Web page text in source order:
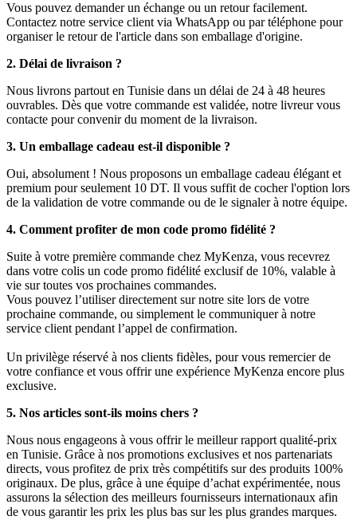
Vous pouvez demander un échange ou un retour facilement.
Contactez notre service client via WhatsApp ou par téléphone pour
organiser le retour de l'article dans son emballage d'origine.
2. Délai de livraison ?
Nous livrons partout en Tunisie dans un délai de 24 à 48 heures
ouvrables. Dès que votre commande est validée, notre livreur vous
contacte pour convenir du moment de la livraison.
3. Un emballage cadeau est-il disponible ?
Oui, absolument ! Nous proposons un emballage cadeau élégant et
premium pour seulement 10 DT. Il vous suffit de cocher l'option lors
de la validation de votre commande ou de le signaler à notre équipe.
4. Comment profiter de mon code promo fidélité ?
Suite à votre première commande chez MyKenza, vous recevrez
dans votre colis un code promo fidélité exclusif de 10%, valable à
vie sur toutes vos prochaines commandes.
Vous pouvez l’utiliser directement sur notre site lors de votre
prochaine commande, ou simplement le communiquer à notre
service client pendant l’appel de confirmation.
Un privilège réservé à nos clients fidèles, pour vous remercier de
votre confiance et vous offrir une expérience MyKenza encore plus
exclusive.
5. Nos articles sont-ils moins chers ?
Nous nous engageons à vous offrir le meilleur rapport qualité-prix
en Tunisie. Grâce à nos promotions exclusives et nos partenariats
directs, vous profitez de prix très compétitifs sur des produits 100%
originaux. De plus, grâce à une équipe d’achat expérimentée, nous
assurons la sélection des meilleurs fournisseurs internationaux afin
de vous garantir les prix les plus bas sur les plus grandes marques.